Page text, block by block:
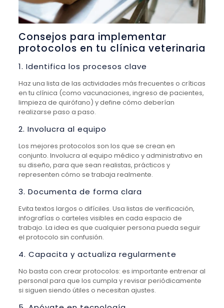
Consejos para implementar
protocolos en tu clínica veterinaria
1. Identifica los procesos clave
Haz una lista de las actividades más frecuentes o críticas
en tu clínica (como vacunaciones, ingreso de pacientes,
limpieza de quirófano) y define cómo deberían
realizarse paso a paso.
2. Involucra al equipo
Los mejores protocolos son los que se crean en
conjunto. Involucra al equipo médico y administrativo en
su diseño, para que sean realistas, prácticos y
representen cómo se trabaja realmente.
3. Documenta de forma clara
Evita textos largos o difíciles. Usa listas de verificación,
infografías o carteles visibles en cada espacio de
trabajo. La idea es que cualquier persona pueda seguir
el protocolo sin confusión.
4. Capacita y actualiza regularmente
No basta con crear protocolos: es importante entrenar al
personal para que los cumpla y revisar periódicamente
si siguen siendo útiles o necesitan ajustes.